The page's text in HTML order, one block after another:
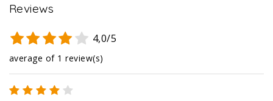
Reviews
4,0/5
average of 1 review(s)